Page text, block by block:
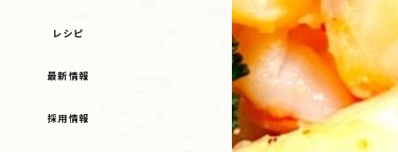
レシピ
最新情報
採用情報